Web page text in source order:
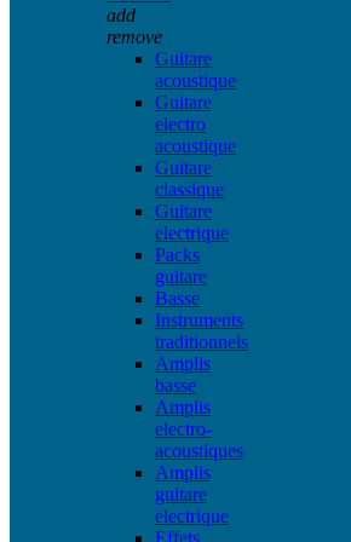
add
remove
Guitare
acoustique
Guitare
electro
acoustique
Guitare
classique
Guitare
electrique
Packs
guitare
Basse
Instruments
traditionnels
Amplis
basse
Amplis
electro-
acoustiques
Amplis
guitare
electrique
Effets